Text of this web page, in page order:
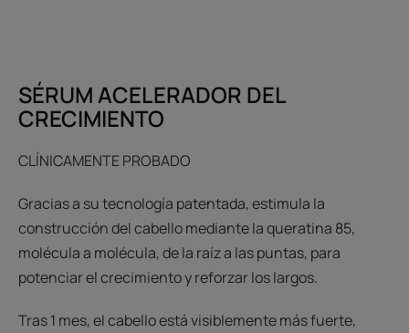
SÉRUM ACELERADOR DEL
CRECIMIENTO
CLÍNICAMENTE PROBADO
Gracias a su tecnología patentada, estimula la
construcción del cabello mediante la queratina 85,
molécula a molécula, de la raíz a las puntas, para
potenciar el crecimiento y reforzar los largos.
Tras 1 mes, el cabello está visiblemente más fuerte,